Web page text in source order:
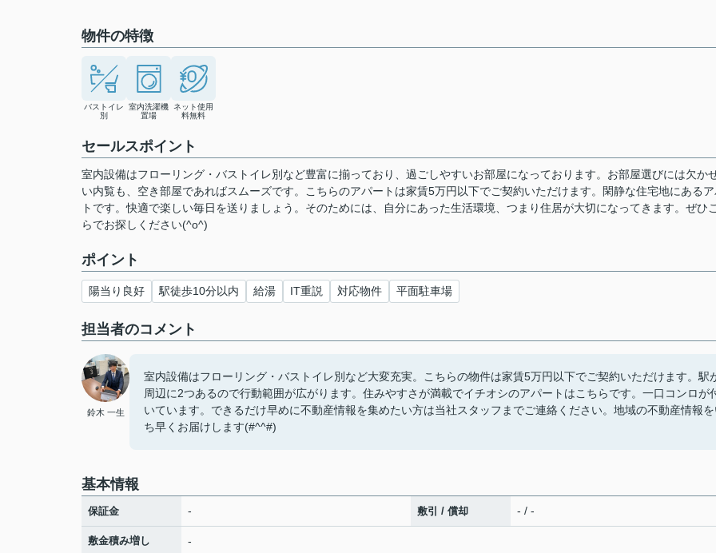
物件の特徴
バストイレ
別
室内洗濯機
置場
ネット使用
料無料
セールスポイント
室内設備はフローリング・バストイレ別など豊富に揃っており、過ごしやすいお部屋になっております。お部屋選びには欠か
い内覧も、空き部屋であればスムーズです。こちらのアパートは家賃5万円以下でご契約いただけます。閑静な住宅地にある
トです。快適で楽しい毎日を送りましょう。そのためには、自分にあった生活環境、つまり住居が大切になってきます。ぜひ
らでお探しください(^o^)
ポイント
陽当り良好 駅徒歩10分以内 給湯 IT重説 対応物件 平面駐車場
担当者のコメント
鈴木 一生
室内設備はフローリング・バストイレ別など大変充実。こちらの物件は家賃5万円以下でご契約いただけます。駅
周辺に2つあるので行動範囲が広がります。住みやすさが満載でイチオシのアパートはこちらです。一口コンロが
いています。できるだけ早めに不動産情報を集めたい方は当社スタッフまでご連絡ください。地域の不動産情報
ち早くお届けします(#^^#)
基本情報
保証金 - 敷引 / 償却 - / -
敷金積み増し -